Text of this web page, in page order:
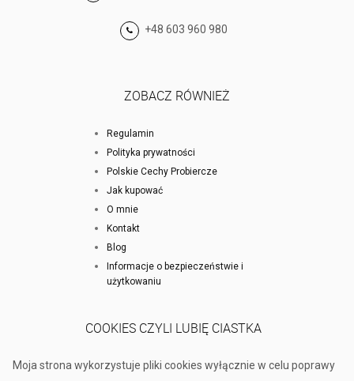
+48 603 960 980
ZOBACZ RÓWNIEŻ
Regulamin
Polityka prywatności
Polskie Cechy Probiercze
Jak kupować
O mnie
Kontakt
Blog
Informacje o bezpieczeństwie i
użytkowaniu
COOKIES CZYLI LUBIĘ CIASTKA
Moja strona wykorzystuje pliki cookies wyłącznie w celu poprawy